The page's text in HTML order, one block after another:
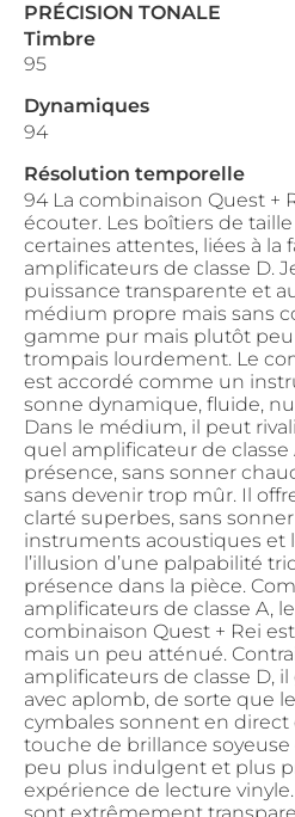
PRÉCISION TONALE
Timbre
95
Dynamiques
94
Résolution temporelle
94 La combinaison Quest +
écouter. Les boîtiers de
certaines attentes, liées à la
amplificateurs de classe D.
puissance transparente et
médium propre mais sans
gamme pur mais plutôt
trompais lourdement. Le
est accordé comme un
sonne dynamique, fluide,
Dans le médium, il peut
quel amplificateur de classe
présence, sans sonner
sans devenir trop mûr. Il
clarté superbes, sans sonner
instruments acoustiques et
l’illusion d’une palpabilité
présence dans la pièce.
amplificateurs de classe A,
combinaison Quest + Rei
mais un peu atténué.
amplificateurs de classe D,
avec aplomb, de sorte que
cymbales sonnent en direct
touche de brillance
peu plus indulgent et plus
expérience de lecture
sont extrêmement